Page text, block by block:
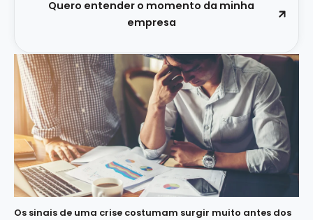
Quero entender o momento da minha
empresa
Os sinais de uma crise costumam surgir muito antes dos